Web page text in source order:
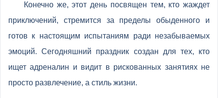
Конечно же, этот день посвящен тем, кто жаждет
приключений, стремится за пределы обыденного и
готов к настоящим испытаниям ради незабываемых
эмоций. Сегодняшний праздник создан для тех, кто
ищет адреналин и видит в рискованных занятиях не
просто развлечение, а стиль жизни.